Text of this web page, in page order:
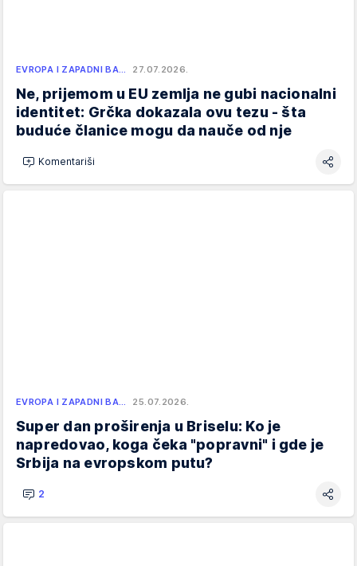
EVROPA I ZAPADNI BA… 27.07.2026.
Ne, prijemom u EU zemlja ne gubi nacionalni
identitet: Grčka dokazala ovu tezu - šta
buduće članice mogu da nauče od nje
Komentariši
EVROPA I ZAPADNI BA… 25.07.2026.
Super dan proširenja u Briselu: Ko je
napredovao, koga čeka "popravni" i gde je
Srbija na evropskom putu?
2